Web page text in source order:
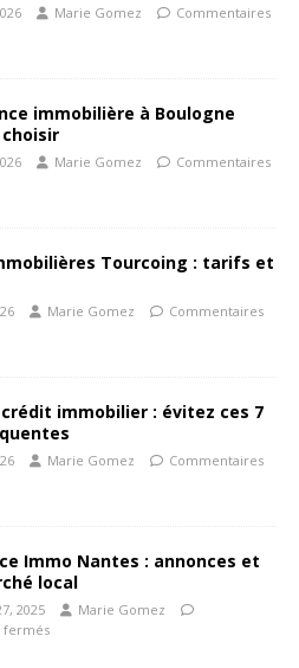
Marie Gomez
Commentaires
immobilière à Boulogne
Marie Gomez
Commentaires
Tourcoing : tarifs et
Marie Gomez
Commentaires
immobilier : évitez ces 7
Marie Gomez
Commentaires
Immo Nantes : annonces et
local
2025
Marie Gomez
fermés